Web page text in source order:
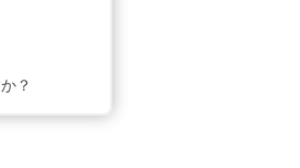
？